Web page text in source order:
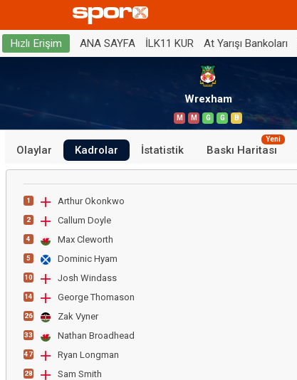
Hızlı Erişim ANA SAYFA İLK11 KUR At Yarışı Bankoları
Wrexham
M M G G B
Olaylar Kadrolar İstatistik Baskı Haritası
Yeni
1 Arthur Okonkwo
2 Callum Doyle
4 Max Cleworth
5 Dominic Hyam
10 Josh Windass
14 George Thomason
26 Zak Vyner
33 Nathan Broadhead
47 Ryan Longman
28 Sam Smith